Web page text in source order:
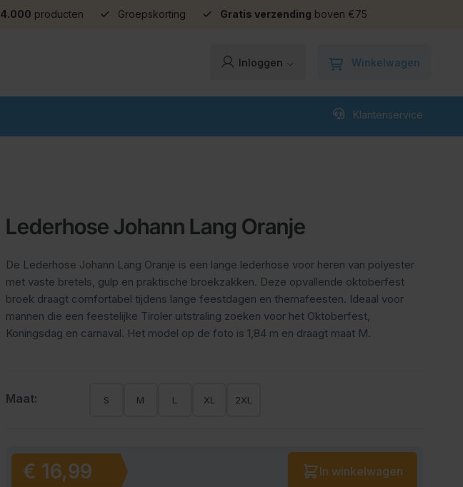
4.000 producten Groepskorting Gratis verzending boven €75
Inloggen Winkelwagen
Klantenservice
Lederhose Johann Lang Oranje
De Lederhose Johann Lang Oranje is een lange lederhose voor heren van polyester
met vaste bretels, gulp en praktische broekzakken. Deze opvallende oktoberfest
broek draagt comfortabel tijdens lange feestdagen en themafeesten. Ideaal voor
mannen die een feestelijke Tiroler uitstraling zoeken voor het Oktoberfest,
Koningsdag en carnaval. Het model op de foto is 1,84 m en draagt maat M.
Maat: S M L XL 2XL
Vanaf:
€ 16,99
Aantal
In winkelwagen